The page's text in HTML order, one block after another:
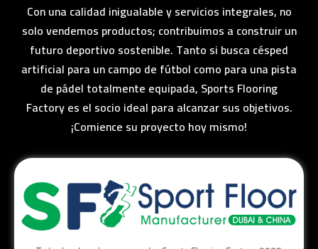
Con una calidad inigualable y servicios integrales, no
solo vendemos productos; contribuimos a construir un
futuro deportivo sostenible. Tanto si busca césped
artificial para un campo de fútbol como para una pista
de pádel totalmente equipada, Sports Flooring
Factory es el socio ideal para alcanzar sus objetivos.
¡Comience su proyecto hoy mismo!